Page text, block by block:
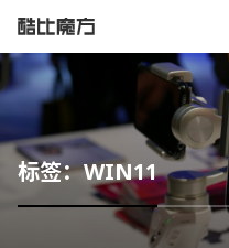
标签：WIN11